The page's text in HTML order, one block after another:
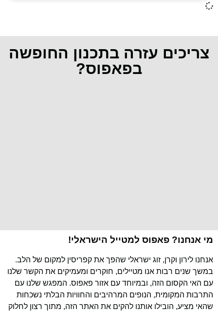
צריכים עזרה בתכנון החופשה
בפאפוס?
מי אנחנו? פאפוס למטייל הישראלי!
אנחנו לירון וקרן, זוג ישראלי שהפך את קפריסין למקום של הלב.
במשך שנים רבות אנו מטיילים, חוקרים ומעמיקים את הקשר שלנו
עם האי הקסום הזה, ובמיוחד עם אזור פאפוס. המפגש שלנו עם
התרבות המקומית, הנופים המרהיבים והחוויות הבלתי נשכחות
שהאי מציע, הובילו אותנו להקים את האתר הזה, מתוך רצון לחלוק